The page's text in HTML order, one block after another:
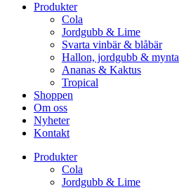
Produkter
Cola
Jordgubb & Lime
Svarta vinbär & blåbär
Hallon, jordgubb & mynta
Ananas & Kaktus
Tropical
Shoppen
Om oss
Nyheter
Kontakt
Produkter
Cola
Jordgubb & Lime